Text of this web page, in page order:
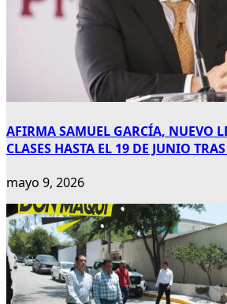
AFIRMA SAMUEL GARCÍA, NUEVO
CLASES HASTA EL 19 DE JUNIO
mayo 9, 2026